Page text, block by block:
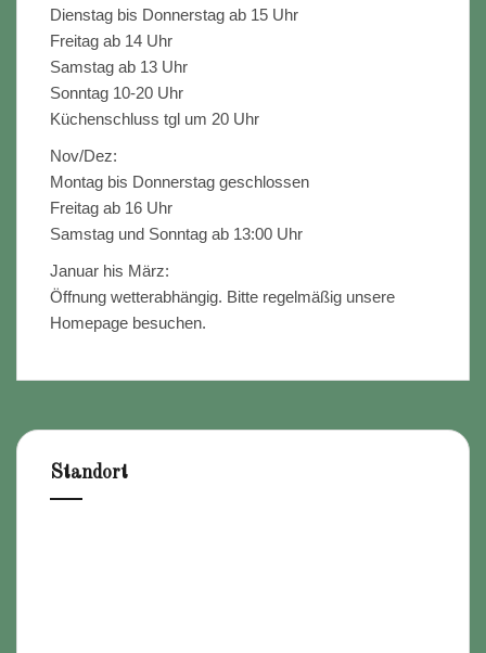
Dienstag bis Donnerstag ab 15 Uhr
Freitag ab 14 Uhr
Samstag ab 13 Uhr
Sonntag 10-20 Uhr
Küchenschluss tgl um 20 Uhr
Nov/Dez:
Montag bis Donnerstag geschlossen
Freitag ab 16 Uhr
Samstag und Sonntag ab 13:00 Uhr
Januar his März:
Öffnung wetterabhängig. Bitte regelmäßig unsere
Homepage besuchen.
Standort